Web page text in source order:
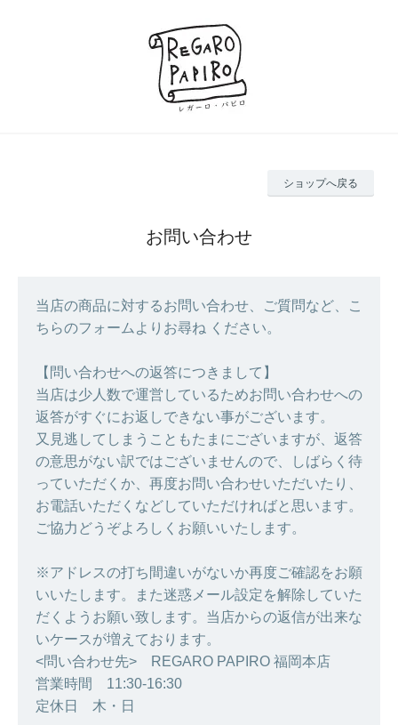
ショップへ戻る
お問い合わせ
当店の商品に対するお問い合わせ、ご質問など、こ
ちらのフォームよりお尋ね ください。
【問い合わせへの返答につきまして】
当店は少人数で運営しているためお問い合わせへの
返答がすぐにお返しできない事がございます。
又見逃してしまうこともたまにございますが、返答
の意思がない訳ではございませんので、しばらく待
っていただくか、再度お問い合わせいただいたり、
お電話いただくなどしていただければと思います。
ご協力どうぞよろしくお願いいたします。
※アドレスの打ち間違いがないか再度ご確認をお願
いいたします。また迷惑メール設定を解除していた
だくようお願い致します。当店からの返信が出来な
いケースが増えております。
<問い合わせ先> REGARO PAPIRO 福岡本店
営業時間 11:30-16:30
定休日 木・日